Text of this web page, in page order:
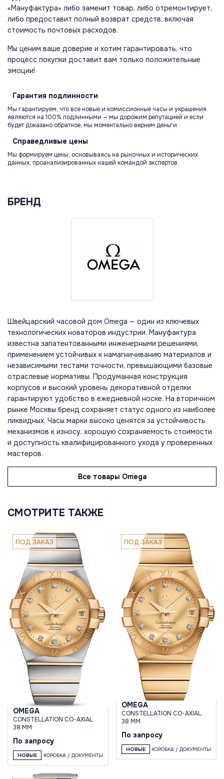
«Мануфактура» либо заменит товар, либо отремонтирует,
либо предоставит полный возврат средств, включая
стоимость почтовых расходов.
Мы ценим ваше доверие и хотим гарантировать, что
процесс покупки доставит вам только положительные
эмоции!
Гарантия подлинности
Мы гарантируем, что все новые и комиссионные часы и украшения
являются на 100% подлинными — мы дорожим репутацией и если
будет доказано обратное, мы моментально вернем деньги.
Справедливые цены
Мы формируем цены, основываясь на рыночных и исторических
данных, проанализированных нашей командой экспертов.
БРЕНД
Швейцарский часовой дом Omega — один из ключевых
технологических новаторов индустрии. Мануфактура
известна запатентованными инженерными решениями,
применением устойчивых к намагничиванию материалов и
независимыми тестами точности, превышающими базовые
отраслевые нормативы. Продуманная конструкция
корпусов и высокий уровень декоративной отделки
гарантируют удобство в ежедневной носке. На вторичном
рынке Москвы бренд сохраняет статус одного из наиболее
ликвидных. Часы марки высоко ценятся за устойчивость
механизмов к износу, хорошую сохраняемость стоимости
и доступность квалифицированного ухода у проверенных
мастеров.
Все товары Omega
СМОТРИТЕ ТАКЖЕ
ПОД ЗАКАЗ
OMEGA
CONSTELLATION CO-AXIAL
38 MM
По запросу
НОВЫЕ КОРОБКА / ДОКУМЕНТЫ
ПОД ЗАКАЗ
OMEGA
CONSTELLATION CO-AXIAL
38 MM
По запросу
НОВЫЕ КОРОБКА / ДОКУМЕНТЫ